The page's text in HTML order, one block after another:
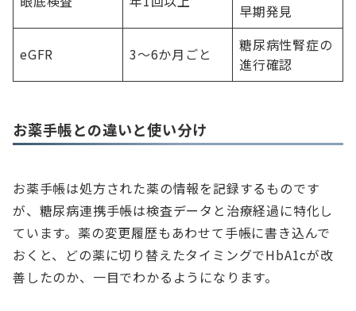
早期発見
eGFR 3〜6か月ごと
糖尿病性腎症の
進行確認
お薬手帳との違いと使い分け
お薬手帳は処方された薬の情報を記録するものです
が、糖尿病連携手帳は検査データと治療経過に特化し
ています。薬の変更履歴もあわせて手帳に書き込んで
おくと、どの薬に切り替えたタイミングでHbA1cが改
善したのか、一目でわかるようになります。